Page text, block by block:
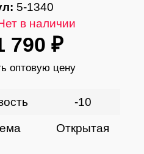
5-1340
в наличии
790 ₽
оптовую цену
-10
Открытая